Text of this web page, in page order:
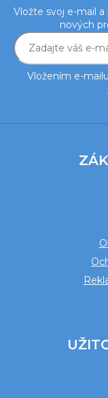
Vložte svoj e-mail
nových
Vložením e-